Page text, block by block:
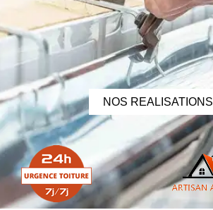
NOS REALISATIONS